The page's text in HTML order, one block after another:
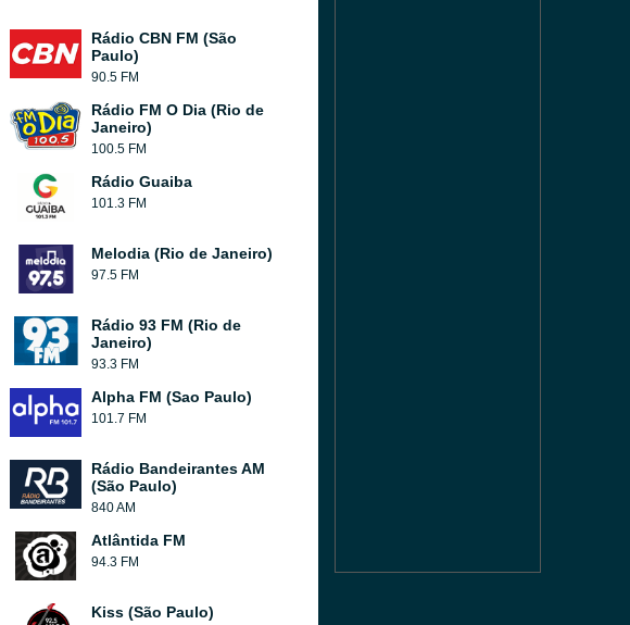
Rádio CBN FM (São
Paulo)
90.5 FM
Rádio FM O Dia (Rio de
Janeiro)
100.5 FM
Rádio Guaiba
101.3 FM
Melodia (Rio de Janeiro)
97.5 FM
Rádio 93 FM (Rio de
Janeiro)
93.3 FM
Alpha FM (Sao Paulo)
101.7 FM
Rádio Bandeirantes AM
(São Paulo)
840 AM
Atlântida FM
94.3 FM
Kiss (São Paulo)